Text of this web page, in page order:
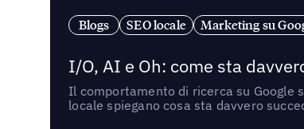
Blogs SEO locale Marketing su
I/O, AI e Oh: come sta
Il comportamento di ricerca su Google
locale spiegano cosa sta davvero